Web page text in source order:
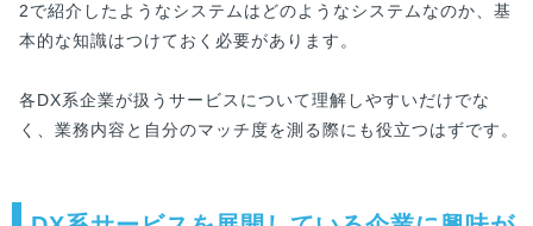
2で紹介したようなシステムはどのようなシステムなのか、基
本的な知識はつけておく必要があります。
各DX系企業が扱うサービスについて理解しやすいだけでな
く、業務内容と自分のマッチ度を測る際にも役立つはずです。